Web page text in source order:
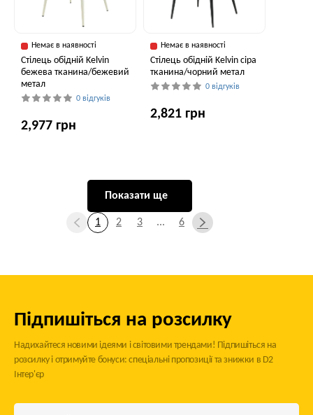
Немає в наявності
Cтілець обідній Kelvin
бежева тканина/бежевий
метал
0 відгуків
2,977 грн
Немає в наявності
Cтілець обідній Kelvin сіра
тканина/чорний метал
0 відгуків
2,821 грн
Показати ще
1 2 3 ... 6
Підпишіться на розсилку
Надихайтеся новими ідеями і світовими трендами! Підпишіться на
розсилку і отримуйте бонуси: спеціальні пропозиції та знижки в D2
Інтер'єр